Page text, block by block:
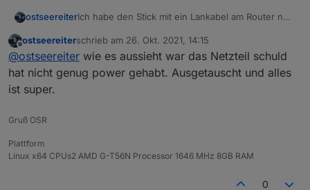
ostseereiterIch habe den Stick mit ein Lankabel am Router nu
muss dann den Strom ziehen und danach ist alles
wieder ok für ne gewisse Zeit.
Woran kann das liegen?
Offline
ostseereiterschrieb am 26. Okt. 2021, 14:15
zuletzt editiert von
@ostseereiter wie es aussieht war das Netzteil schuld
hat nicht genug power gehabt. Ausgetauscht und alles
ist super.
Gruß OSR
Plattform
Linux x64 CPUs2 AMD G-T56N Processor 1646 MHz 8GB RAM
0